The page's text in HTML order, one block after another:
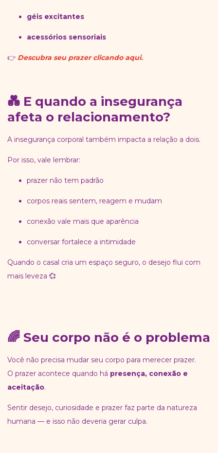
géis excitantes
acessórios sensoriais
👉 Descubra seu prazer clicando aqui.
💑 E quando a insegurança
afeta o relacionamento?
A insegurança corporal também impacta a relação a dois.
Por isso, vale lembrar:
prazer não tem padrão
corpos reais sentem, reagem e mudam
conexão vale mais que aparência
conversar fortalece a intimidade
Quando o casal cria um espaço seguro, o desejo flui com
mais leveza 💞
🌈 Seu corpo não é o problema
Você não precisa mudar seu corpo para merecer prazer.
O prazer acontece quando há presença, conexão e
aceitação.
Sentir desejo, curiosidade e prazer faz parte da natureza
humana — e isso não deveria gerar culpa.